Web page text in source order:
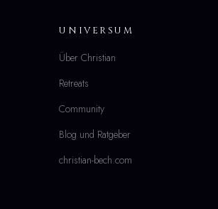
UNIVERSUM
Über Christian
Retreats
Community
Blog und Ratgeber
christian-bech.com